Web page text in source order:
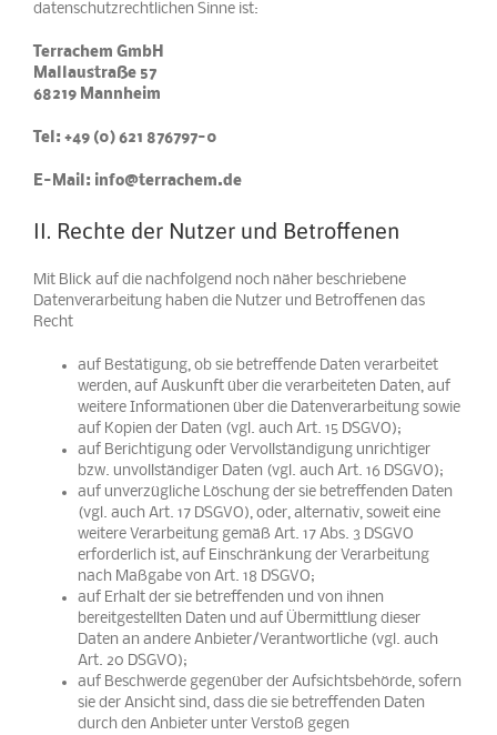
datenschutzrechtlichen Sinne ist:
Terrachem GmbH
Mallaustraße 57
68219 Mannheim
Tel: +49 (0) 621 876797-0
E-Mail: info@terrachem.de
II. Rechte der Nutzer und Betroffenen
Mit Blick auf die nachfolgend noch näher beschriebene
Datenverarbeitung haben die Nutzer und Betroffenen das
Recht
auf Bestätigung, ob sie betreffende Daten verarbeitet
werden, auf Auskunft über die verarbeiteten Daten, auf
weitere Informationen über die Datenverarbeitung sowie
auf Kopien der Daten (vgl. auch Art. 15 DSGVO);
auf Berichtigung oder Vervollständigung unrichtiger
bzw. unvollständiger Daten (vgl. auch Art. 16 DSGVO);
auf unverzügliche Löschung der sie betreffenden Daten
(vgl. auch Art. 17 DSGVO), oder, alternativ, soweit eine
weitere Verarbeitung gemäß Art. 17 Abs. 3 DSGVO
erforderlich ist, auf Einschränkung der Verarbeitung
nach Maßgabe von Art. 18 DSGVO;
auf Erhalt der sie betreffenden und von ihnen
bereitgestellten Daten und auf Übermittlung dieser
Daten an andere Anbieter/Verantwortliche (vgl. auch
Art. 20 DSGVO);
auf Beschwerde gegenüber der Aufsichtsbehörde, sofern
sie der Ansicht sind, dass die sie betreffenden Daten
durch den Anbieter unter Verstoß gegen